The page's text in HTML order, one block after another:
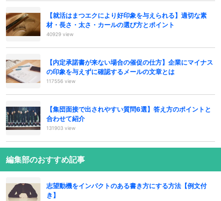
【就活はまつエクにより好印象を与えられる】適切な素
材・長さ・太さ・カールの選び方とポイント
40929 view
【内定承諾書が来ない場合の催促の仕方】企業にマイナス
の印象を与えずに確認するメールの文章とは
117556 view
【集団面接で出されやすい質問6選】答え方のポイントと
合わせて紹介
131903 view
編集部のおすすめ記事
志望動機をインパクトのある書き方にする方法【例文付
き】